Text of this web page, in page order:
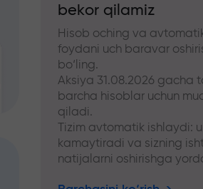
bekor qilamiz
Hisob oching va
foydani uch baravar
bo‘ling.
Aksiya 31.08.2026 gacha
barcha hisoblar uchun
qiladi.
Tizim avtomatik ishlaydi: u
kamaytiradi va sizning
natijalarni oshirishga